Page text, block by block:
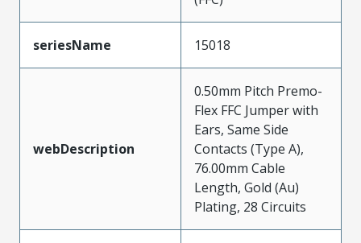
seriesName 15018
webDescription
0.50mm Pitch Premo-
Flex FFC Jumper with
Ears, Same Side
Contacts (Type A),
76.00mm Cable
Length, Gold (Au)
Plating, 28 Circuits